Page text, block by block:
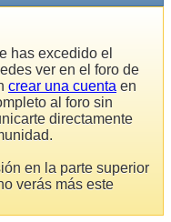
has excedido el
ver en el foro de
crear una cuenta en
al foro sin
directamente
en la parte superior
verás más este